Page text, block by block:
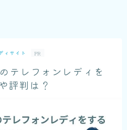
ィサイト PR
テレフォンレディを
評判は？